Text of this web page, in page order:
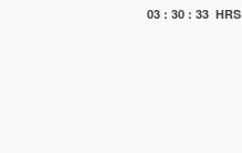
03 : 30 : 34 HRS